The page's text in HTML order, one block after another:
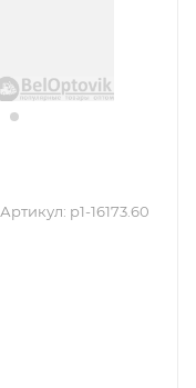
Артикул: p1-16173.60